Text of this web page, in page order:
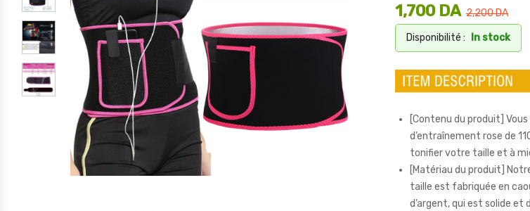
Décoration
Electroménager
Électronique
Jouets
Maternité
Outillages & Bricolage
2,200DA
1,700 DA
Disponibilité : In stock
[Contenu du produit]
d’entraînement rose de
tonifier votre taille et à
[Matériau du produit]
taille est fabriquée en
d’argent, qui est solide et